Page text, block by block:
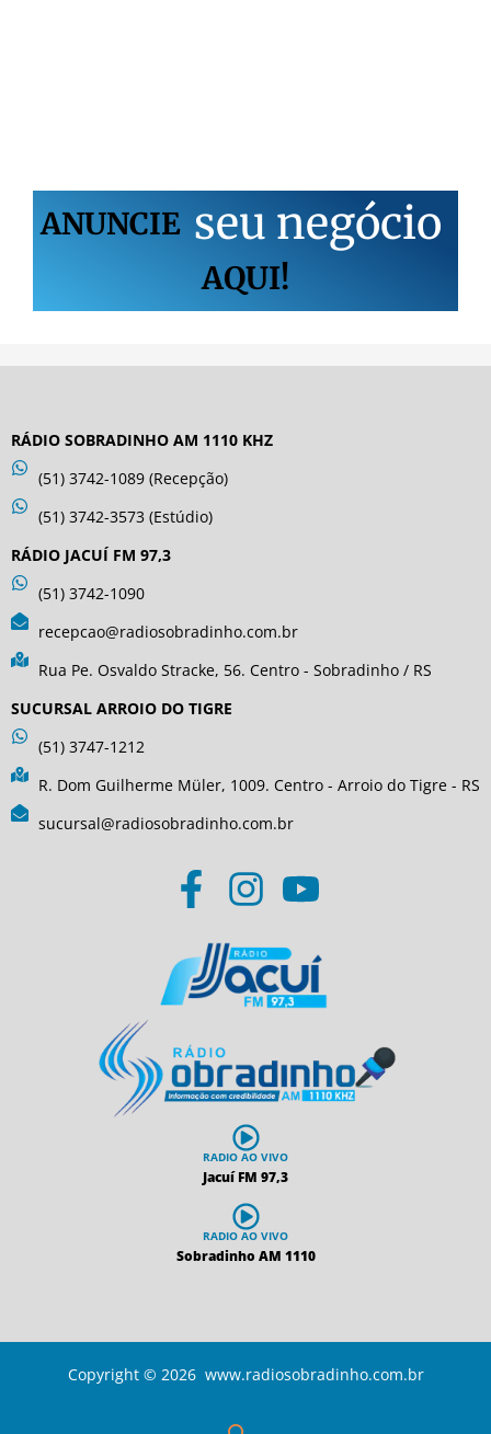
ANUNCIE seu negócio
AQUI!
RÁDIO SOBRADINHO AM 1110 KHZ
(51) 3742-1089 (Recepção)
(51) 3742-3573 (Estúdio)
RÁDIO JACUÍ FM 97,3
(51) 3742-1090
recepcao@radiosobradinho.com.br
Rua Pe. Osvaldo Stracke, 56. Centro - Sobradinho / RS
SUCURSAL ARROIO DO TIGRE
(51) 3747-1212
R. Dom Guilherme Müler, 1009. Centro - Arroio do Tigre - RS
sucursal@radiosobradinho.com.br
RADIO AO VIVO
Jacuí FM 97,3
RADIO AO VIVO
Sobradinho AM 1110
Copyright © 2026 www.radiosobradinho.com.br